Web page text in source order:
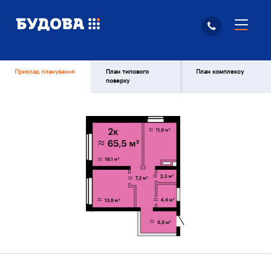
Приклад планування
План типового
поверху
План комплексу